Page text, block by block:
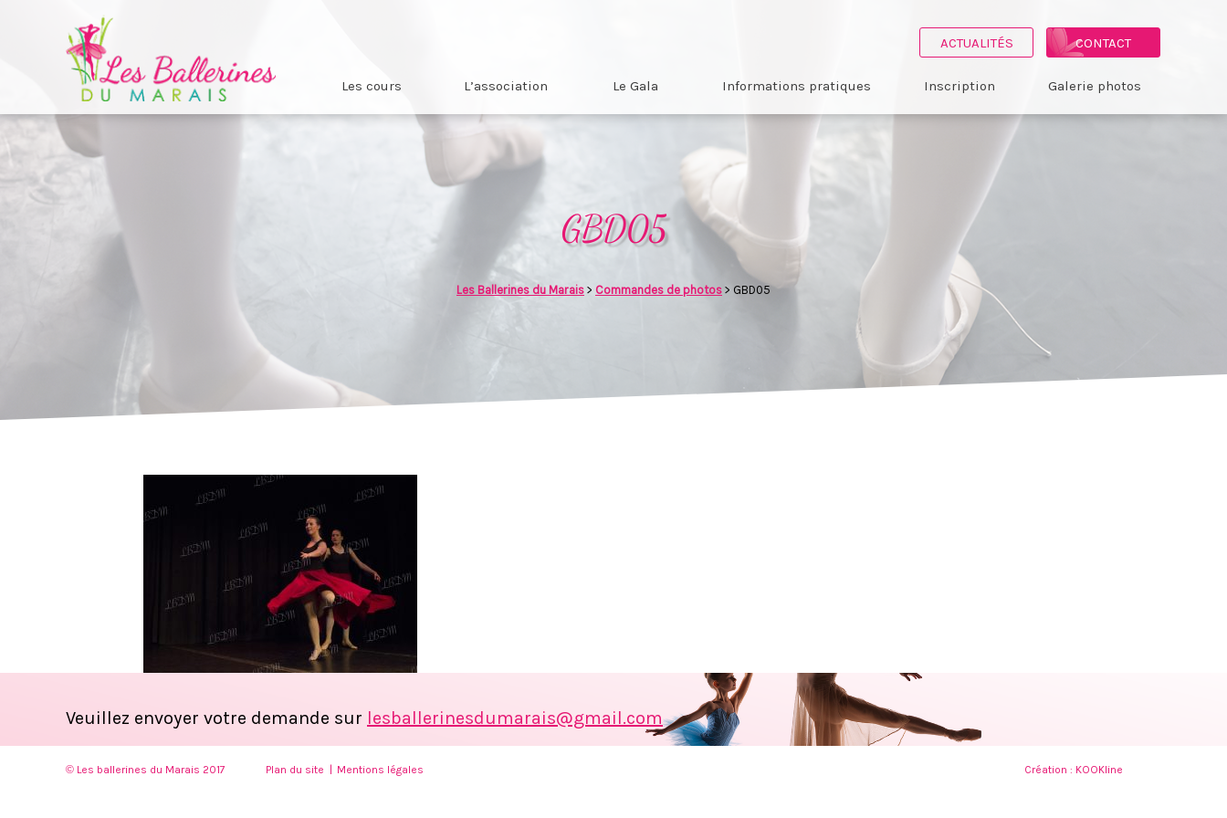
ACTUALITÉS CONTACT
Les cours L’association Le Gala Informations pratiques Inscription Galerie photos
GBD05
Les Ballerines du Marais > Commandes de photos > GBD05
Veuillez envoyer votre demande sur lesballerinesdumarais@gmail.com
© Les ballerines du Marais 2017 Plan du site Mentions légales Création : KOOKline